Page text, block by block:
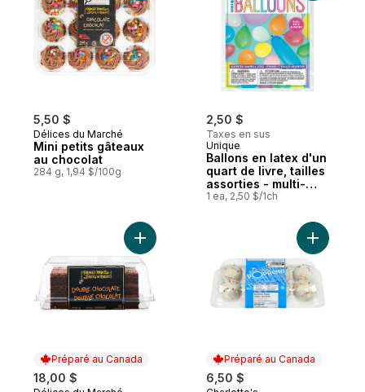
5,50 $
Délices du Marché
Mini petits gâteaux
au chocolat
284 g, 1,94 $/100g
2,50 $
Taxes en sus
Unique
Ballons en latex d'un
quart de livre, tailles
assorties - multi-
couleurs
1 ea, 2,50 $/1ch
Préparé au Canada
18,00 $
Ajouter Gâteau double chocolat au panier
Préparé au Canada
6,50 $
Ajouter